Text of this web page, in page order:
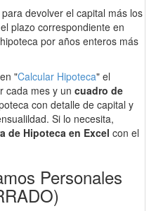
devolver el capital más los
plazo correspondiente en
por años enteros más
"Calcular Hipoteca" el
cada mes y un cuadro de
con detalle de capital y
Si lo necesita,
de Hipoteca en Excel con el
Personales